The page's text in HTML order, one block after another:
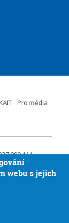
Pro média
090 111
údajů
webu s jejich